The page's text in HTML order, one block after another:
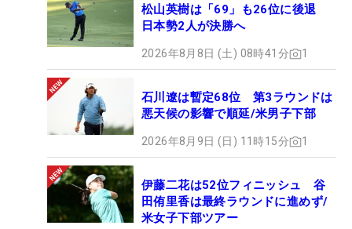
松山英樹は「69」も26位に後退
日本勢2人が決勝へ
2026年8月8日 (土) 08時41分 1
石川遼は暫定68位 第3ラウンドは
悪天候の影響で順延/米男子下部
2026年8月9日 (日) 11時15分 1
伊藤二花は52位フィニッシュ 谷
田侑里香は最終ラウンドに進めず/
米女子下部ツアー